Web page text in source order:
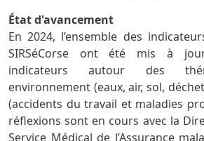
État d'avancement
En 2024, l’ensemble des
SIRSéCorse ont été mis à
indicateurs autour des
environnement (eaux, air, sol,
(accidents du travail et maladies
réflexions sont en cours avec la
Service Médical de l’Assurance